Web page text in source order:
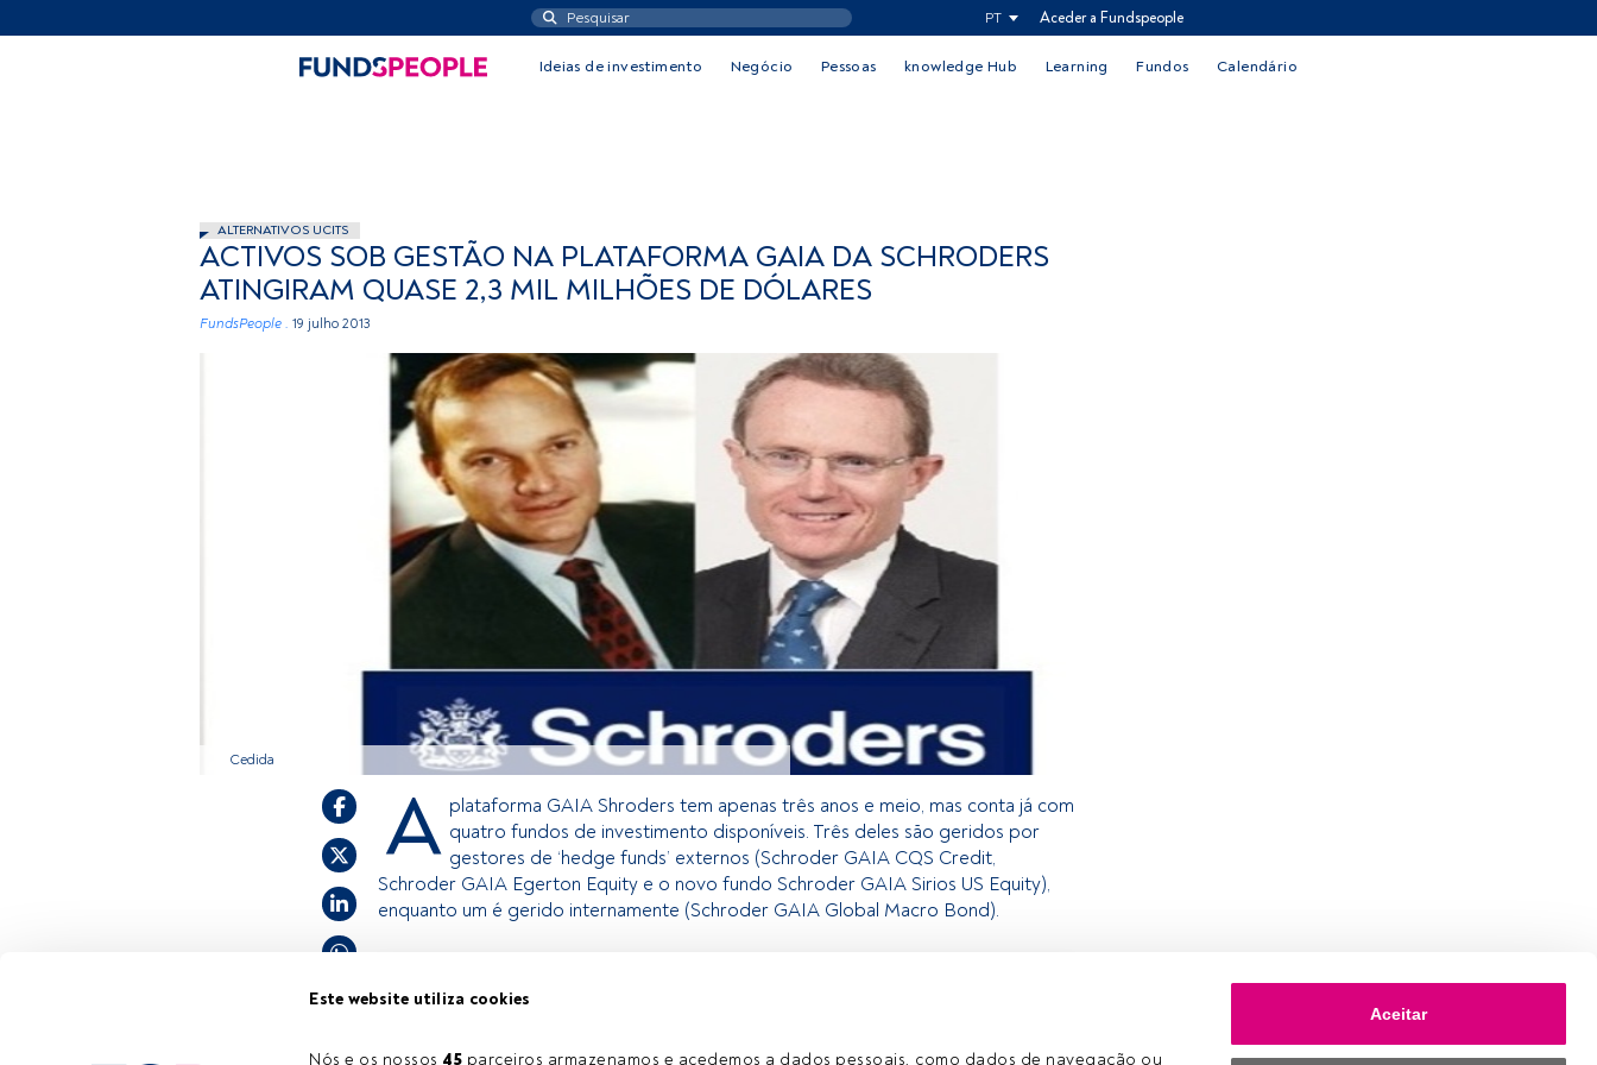
Este website utiliza cookies
Nós e os nossos 45 parceiros armazenamos e acedemos a dados pessoais, como dados de navegação ou
Aceitar
PT Aceder a Fundspeople
Ideias de investimento Negócio Pessoas knowledge Hub Learning Fundos Calendário
ALTERNATIVOS UCITS
ACTIVOS SOB GESTÃO NA PLATAFORMA GAIA DA SCHRODERS
ATINGIRAM QUASE 2,3 MIL MILHÕES DE DÓLARES
FundsPeople . 19 julho 2013
Cedida
A plataforma GAIA Shroders tem apenas três anos e meio, mas conta já com
quatro fundos de investimento disponíveis. Três deles são geridos por
gestores de ‘hedge funds’ externos (Schroder GAIA CQS Credit,
Schroder GAIA Egerton Equity e o novo fundo Schroder GAIA Sirios US Equity),
enquanto um é gerido internamente (Schroder GAIA Global Macro Bond).
Este é um artigo exclusivo para os utilizadores registados da FundsPeople. Se já
convidamo-lo a registar-se e a desfrutar de todo o universo que a FundsPeople